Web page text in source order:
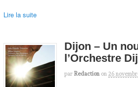
Lire la suite
Dijon – Un
l’Orchestre
par Redaction on 26